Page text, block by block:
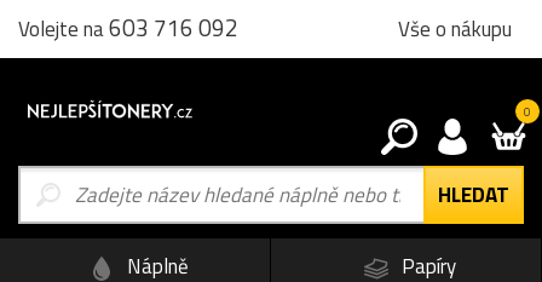
Volejte na603 716 092 Vše o nákupu
0
Náplně
Papíry